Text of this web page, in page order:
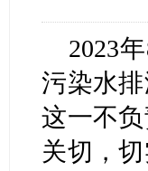
2023
污染水
这一不
关切，